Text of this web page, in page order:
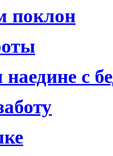
поклон
с